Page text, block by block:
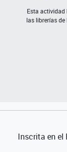
Esta actividad
las librerías
Inscrita en el